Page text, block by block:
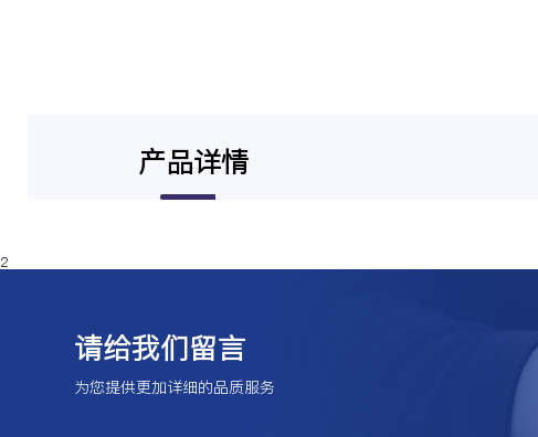
产品详情
2
请给我们留言
为您提供更加详细的品质服务